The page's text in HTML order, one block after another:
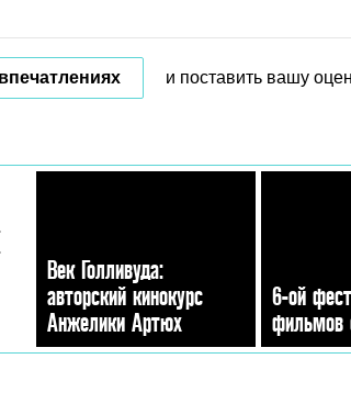
и поставить вашу
Век Голливуда:
авторский кинокурс
Анжелики Артюх
6-ой
фильмов